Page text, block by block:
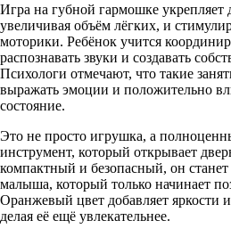
Игра на губной гармошке укрепляет
увеличивая объём лёгких, и
моторики. Ребёнок учится
распознавать звуки и создавать
Психологи отмечают, что такие
выражать эмоции и положительно
состояние.
Это не просто игрушка, а
инструмент, который открывает
компактный и безопасный, он
малыша, который только начинает
Оранжевый цвет добавляет яркости
делая её ещё увлекательнее.